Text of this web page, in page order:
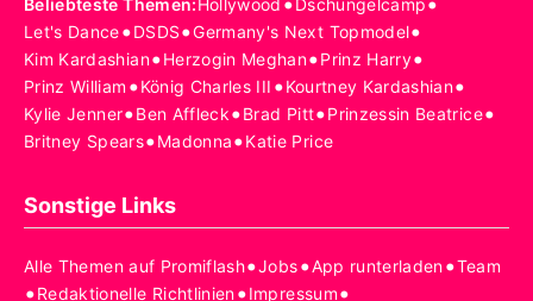
Beliebteste Themen:Hollywood Dschungelcamp
Let's Dance•DSDS•Germany's Next Topmodel•
Kim Kardashian•Herzogin Meghan•Prinz Harry•
Prinz William •König Charles III •Kourtney Kardashian•
Kylie Jenner•Ben Affleck•Brad Pitt•Prinzessin Beatrice•
Britney Spears•Madonna•Katie Price
Sonstige Links
Alle Themen auf Promiflash•Jobs•App runterladen•Team
•Redaktionelle Richtlinien•Impressum•